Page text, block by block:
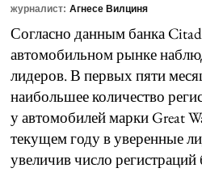
журналист: Агнесе Вилциня
Согласно данным банка
автомобильном рынке
лидеров. В первых пяти
наибольшее количество
у автомобилей марки Great
текущем году в уверенные
увеличив число регистраций